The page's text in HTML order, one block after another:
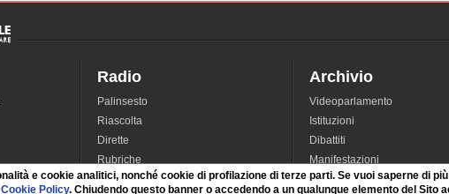
Radio
Palinsesto
Riascolta
Dirette
Rubriche
Interviste
Archivio
Videoparlamento
Istituzioni
Dibattiti
Manifestazioni
Radicali
e cookie analitici, nonché cookie di profilazione di terze parti. Se vuoi saperne di
Cookie Policy. Chiudendo questo banner o accedendo a un qualunque elemento del Sito